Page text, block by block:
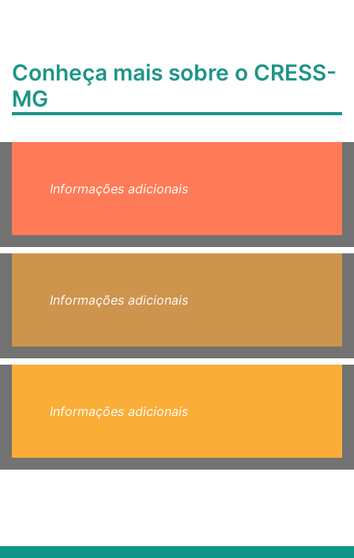
Conheça mais sobre o CRESS-
MG
Informações adicionais
Informações adicionais
Informações adicionais